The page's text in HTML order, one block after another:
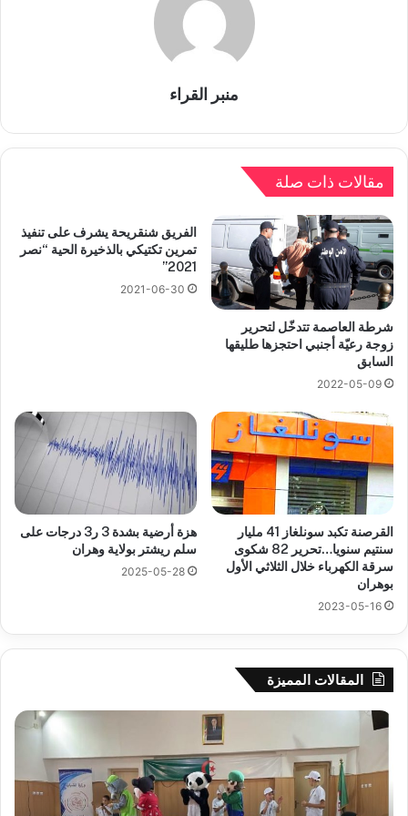
منبر القراء
مقالات ذات صلة
شرطة العاصمة تتدخّل لتحرير
زوجة رعيّة أجنبي احتجزها طليقها
السابق
2022-05-09
الفريق شنقريحة يشرف على تنفيذ
تمرين تكتيكي بالذخيرة الحية “نصر
2021”
2021-06-30
القرصنة تكبد سونلغاز 41 مليار
سنتيم سنويا…تحرير 82 شكوى
سرقة الكهرباء خلال الثلاثي الأول
بوهران
2023-05-16
هزة أرضية بشدة 3 ر3 درجات على
سلم ريشتر بولاية وهران
2025-05-28
المقالات المميزة
جيجل:
المخيم